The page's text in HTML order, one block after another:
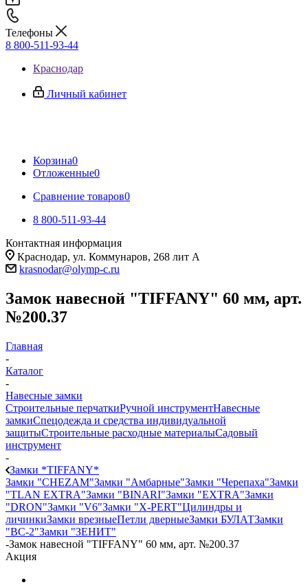
Телефоны
8 800-511-93-44
Краснодар
Личный кабинет
Корзина0
Отложенные0
Сравнение товаров0
8 800-511-93-44
Контактная информация
Краснодар, ул. Коммунаров, 268 лит А
krasnodar@olymp-c.ru
Замок навесной "TIFFANY" 60 мм, арт.
№200.37
Главная
-
Каталог
-
Навесные замки
Строительные перчаткиРучной инструментНавесные
замкиСпецодежда и средства индивидуальной
защитыСтроительные расходные материалыСадовый
инструмент
-
Замки *TIFFANY*
Замки "CHEZAM"Замки "Амбарные"Замки "Черепаха"Замки
"TLAN EXTRA"Замки "BINARI"Замки "EXTRA"Замки
"DRON"Замки "V6"Замки "X-PERT"Цилиндры и
личинкиЗамки врезныеПетли дверныеЗамки БУЛАТЗамки
"ВС-2"Замки "ЗЕНИТ"
-Замок навесной "TIFFANY" 60 мм, арт. №200.37
Акция